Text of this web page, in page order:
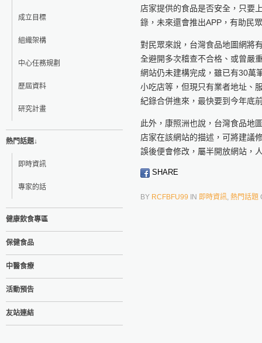
成立目標
組織架構
中心任務規劃
歷屆資料
研究計畫
熱門話題↓
即時資訊
專家的話
健康飲食專區
保健食品
中醫食療
活動預告
友站連結
店家提供的食品是否安全，只要
錄，未來還會推出APP，有助民
對民眾來說，台灣食品地圖網將
全避開多次稽查不合格、或曾嚴
網站仍未建構完成，雖已有30萬
小吃店等，但現只有業者地址、
紀錄合併進來，最快要到今年底
此外，康照洲也說，台灣食品地
店家在該網站的描述，可將建議
誤後便會修改，屬半開放網站，
SHARE
BY RCFBFU99 IN 即時資訊, 熱門話題